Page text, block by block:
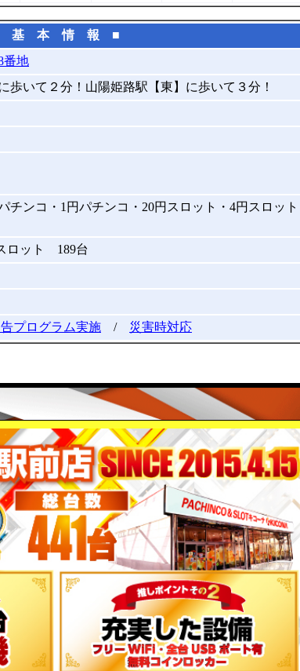
基 本 情 報 ■
番地
歩いて２分！山陽姫路駅【東】に歩いて３分！
チンコ・1円パチンコ・20円スロット・4円スロット
ット 189台
プログラム実施 / 災害時対応